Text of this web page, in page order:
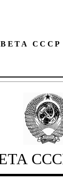
СССР